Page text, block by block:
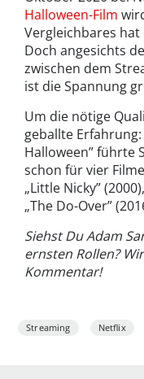
Halloween-Film
Vergleichbares
Doch angesichts
zwischen dem
ist die Spannung
Um die nötige
geballte
Halloween” führte
schon für vier
„Little Nicky”
„The Do-Over”
Siehst Du Adam
ernsten Rollen?
Kommentar!
Streaming Netflix